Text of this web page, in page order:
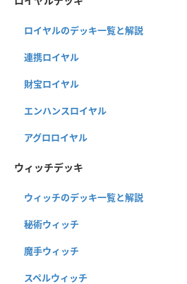
ロイヤルのデッキ一覧と解説
連携ロイヤル
財宝ロイヤル
エンハンスロイヤル
アグロロイヤル
ウィッチデッキ
ウィッチのデッキ一覧と解説
秘術ウィッチ
魔手ウィッチ
スペルウィッチ